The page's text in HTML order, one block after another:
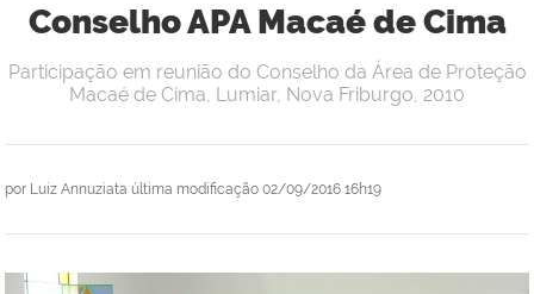
Conselho APA Macaé de Cima
por Luiz Annuziata última modificação 02/09/2016 16h19
Participação em reunião do Conselho da Área de Proteção
Macaé de Cima, Lumiar, Nova Friburgo, 2010